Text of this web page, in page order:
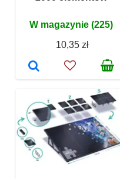
W magazynie (225)
10,35 zł